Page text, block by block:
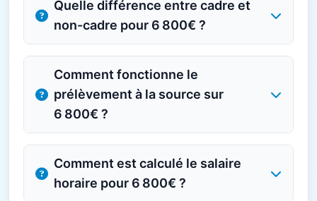
Quelle différence entre cadre et
non-cadre pour 6 800€ ?
Comment fonctionne le
prélèvement à la source sur
6 800€ ?
Comment est calculé le salaire
horaire pour 6 800€ ?